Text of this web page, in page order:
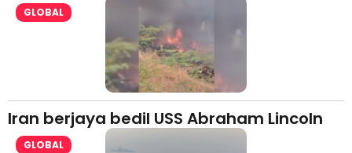
GLOBAL
Iran berjaya bedil USS Abraham Lincoln
GLOBAL